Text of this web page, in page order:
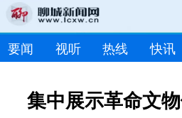
要闻 视听 热线 快讯
集中展示革命文